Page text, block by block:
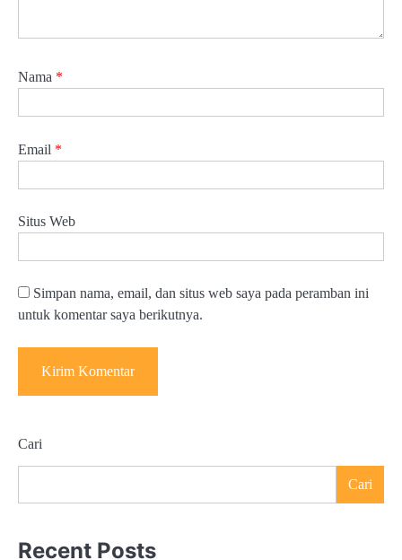
Nama *
Email *
Situs Web
Simpan nama, email, dan situs web saya pada peramban ini
untuk komentar saya berikutnya.
Cari
Cari
Recent Posts